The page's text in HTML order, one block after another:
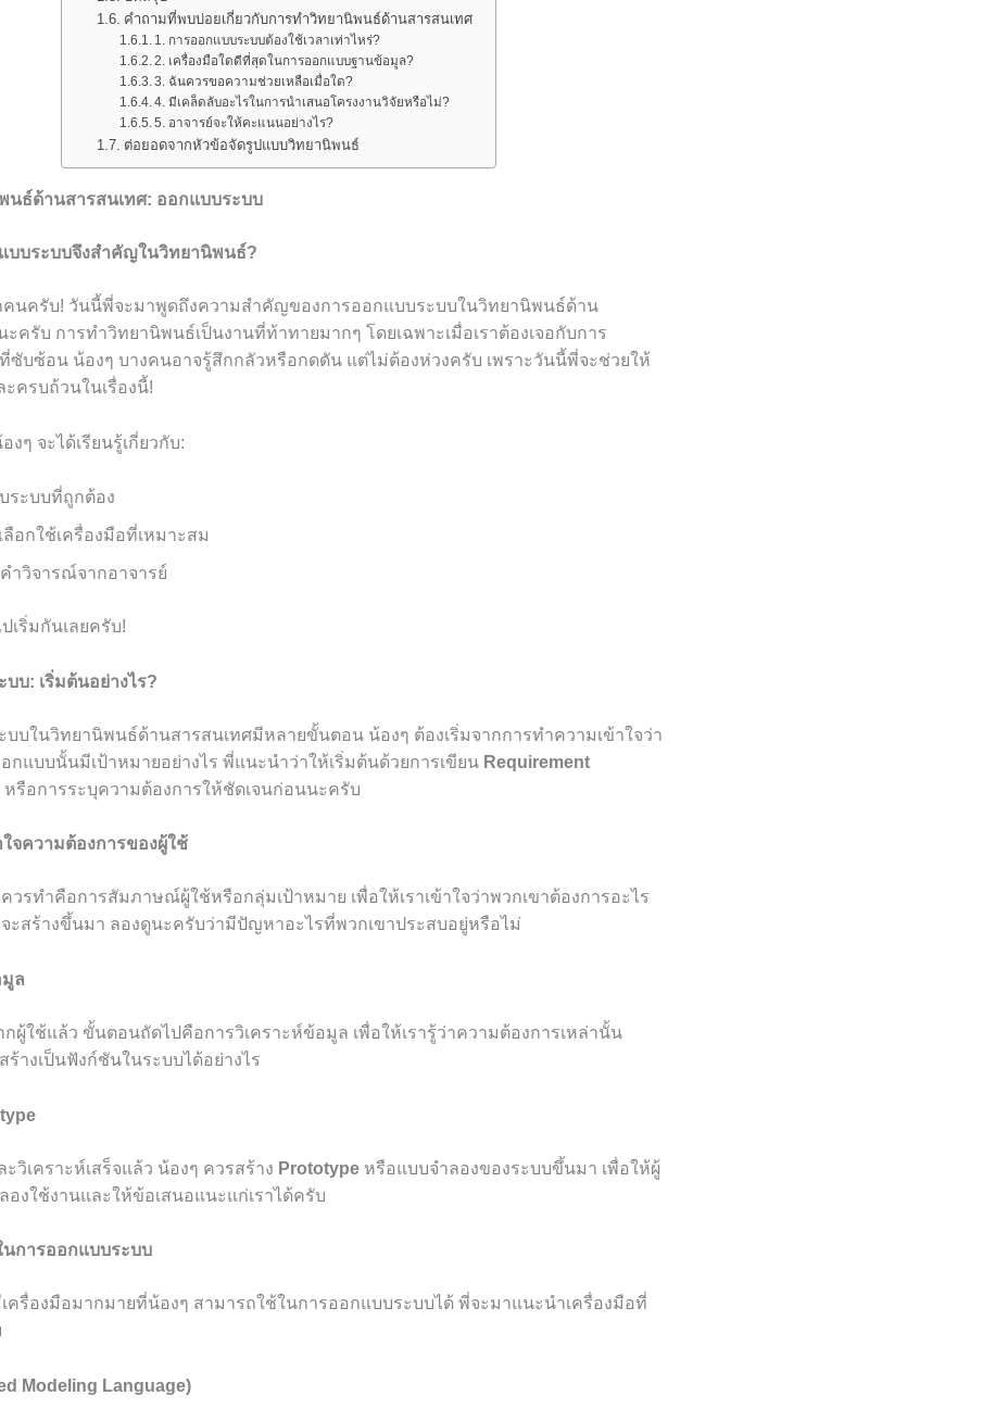
คำถามที่พบบ่อยเกี่ยวกับการทำวิทยานิพนธ์ด้านสารสนเทศ
1. การออกแบบระบบต้องใช้เวลาเท่าไหร่?
2. เครื่องมือใดดีที่สุดในการออกแบบฐานข้อมูล?
3. ฉันควรขอความช่วยเหลือเมื่อใด?
4. มีเคล็ดลับอะไรในการนำเสนอโครงงานวิจัยหรือไม่?
5. อาจารย์จะให้คะแนนอย่างไร?
ต่อยอดจากหัวข้อจัดรูปแบบวิทยานิพนธ์
นธ์ด้านสารสนเทศ: ออกแบบระบบ
บบระบบจึงสำคัญในวิทยานิพนธ์?
คนครับ! วันนี้พี่จะมาพูดถึงความสำคัญของการออกแบบระบบในวิทยานิพนธ์ด้าน
ะครับ การทำวิทยานิพนธ์เป็นงานที่ท้าทายมากๆ โดยเฉพาะเมื่อเราต้องเจอกับการ
ซับซ้อน น้องๆ บางคนอาจรู้สึกกลัวหรือกดดัน แต่ไม่ต้องห่วงครับ เพราะวันนี้พี่จะช่วยให้
ครบถ้วนในเรื่องนี้!
ๆ จะได้เรียนรู้เกี่ยวกับ:
ระบบที่ถูกต้อง
ลือกใช้เครื่องมือที่เหมาะสม
ำวิจารณ์จากอาจารย์
เริ่มกันเลยครับ!
บ: เริ่มต้นอย่างไร?
บบในวิทยานิพนธ์ด้านสารสนเทศมีหลายขั้นตอน น้องๆ ต้องเริ่มจากการทำความเข้าใจว่า
อกแบบนั้นมีเป้าหมายอย่างไร พี่แนะนำว่าให้เริ่มต้นด้วยการเขียน Requirement
หรือการระบุความต้องการให้ชัดเจนก่อนนะครับ
จความต้องการของผู้ใช้
วรทำคือการสัมภาษณ์ผู้ใช้หรือกลุ่มเป้าหมาย เพื่อให้เราเข้าใจว่าพวกเขาต้องการอะไร
จะสร้างขึ้นมา ลองดูนะครับว่ามีปัญหาอะไรที่พวกเขาประสบอยู่หรือไม่
มูล
กผู้ใช้แล้ว ขั้นตอนถัดไปคือการวิเคราะห์ข้อมูล เพื่อให้เรารู้ว่าความต้องการเหล่านั้น
างเป็นฟังก์ชันในระบบได้อย่างไร
วิเคราะห์เสร็จแล้ว น้องๆ ควรสร้าง Prototype หรือแบบจำลองของระบบขึ้นมา เพื่อให้ผู้
องใช้งานและให้ข้อเสนอแนะแก่เราได้ครับ
นการออกแบบระบบ
ครื่องมือมากมายที่น้องๆ สามารถใช้ในการออกแบบระบบได้ พี่จะมาแนะนำเครื่องมือที่
Modeling Language)